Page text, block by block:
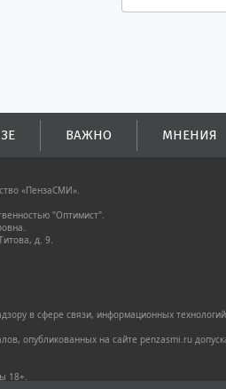
ВАЖНО МНЕНИЯ
«ПензаСМИ».
"Оптимист".
д. 9.
в сфере связи, информационных
опубликованных на сайте penzasmi.ru
18+.